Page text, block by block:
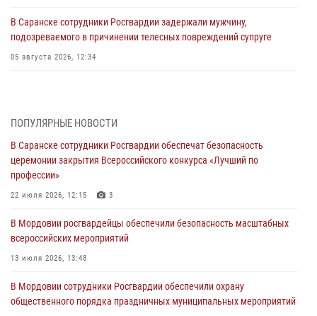
В Саранске сотрудники Росгвардии задержали мужчину,
подозреваемого в причинении телесных повреждений супруге
05 августа 2026, 12:34
05 августа 2026, 09:04 4
Помощь из Мордовии защитникам Отечества: центр лицензионно-
разрешительной работы передал очередную партию вооружения в
зону СВО
04 августа 2026, 11:13
Сотрудники Росгвардии Мордовии стали призерами
республиканских соревнований по служебному шестиборью
04 августа 2026, 08:27
В Саранске росгвардейцы пресекли нарушение правопорядка:
«отдых» на лавочке закончился в отделе полиции
ПОПУЛЯРНЫЕ НОВОСТИ
В Саранске сотрудники Росгвардии обеспечат безопасность
церемонии закрытия Всероссийского конкурса «Лучший по
профессии»
22 июля 2026, 12:15 3
В Мордовии росгвардейцы обеспечили безопасность масштабных
всероссийских мероприятий
13 июля 2026, 13:48
В Мордовии сотрудники Росгвардии обеспечили охрану
общественного порядка праздничных муниципальных мероприятий